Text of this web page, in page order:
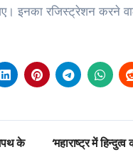
इनका रजिस्ट्रेशन करने
के
‘महाराष्ट्र में